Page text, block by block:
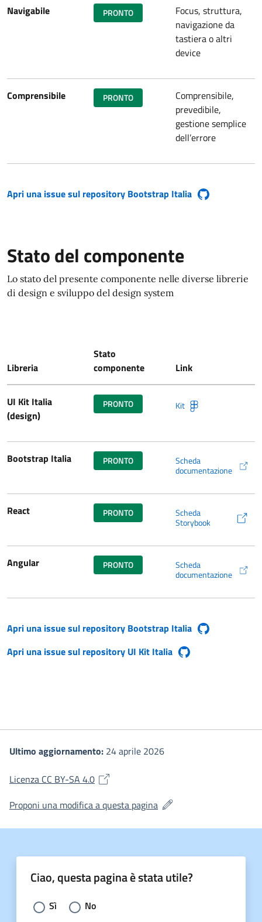
Navigabile PRONTO
Focus, struttura,
navigazione da
tastiera o altri
device
Comprensibile PRONTO
Comprensibile,
prevedibile,
gestione semplice
dell’errore
Apri una issue sul repository Bootstrap Italia
(si apre in una nuova finestra)
Stato del componente
Lo stato del presente componente nelle diverse librerie
di design e sviluppo del design system
Libreria
Stato
componente
Link
UI Kit Italia
(design)
PRONTO Kit
UI Kit Italia su Figma (si
Bootstrap Italia PRONTO Scheda
documentazione
(si apre in una nuova
React PRONTO Scheda
Storybook
(si apre in una nuova
Angular PRONTO Scheda
documentazione
(si apre in una nuova
Apri una issue sul repository Bootstrap Italia
(si apre in una nuova finestra)
Apri una issue sul repository UI Kit Italia
(si apre in una nuova finestra)
Ultimo aggiornamento: 24 aprile 2026
Licenza CC BY-SA 4.0(si apre in una nuova finestra)
Proponi una modifica a questa pagina (si apre in una nuova
Ciao, questa pagina è stata utile?
Scegli la risposta:
Sì No